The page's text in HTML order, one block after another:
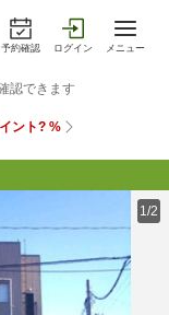
予約確認 ログイン メニュー
1/2